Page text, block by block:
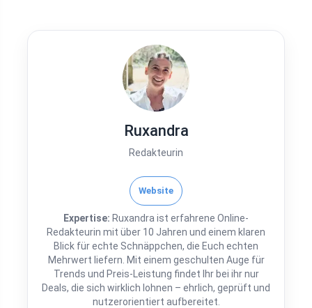
Ruxandra
Redakteurin
Website
Expertise: Ruxandra ist erfahrene Online-
Redakteurin mit über 10 Jahren und einem klaren
Blick für echte Schnäppchen, die Euch echten
Mehrwert liefern. Mit einem geschulten Auge für
Trends und Preis-Leistung findet Ihr bei ihr nur
Deals, die sich wirklich lohnen – ehrlich, geprüft und
nutzerorientiert aufbereitet.